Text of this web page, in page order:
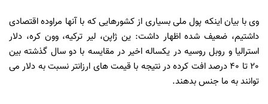
وی با بیان اینکه پول ملی بسیاری از کشورهایی که با آنها مراوده اقتصادی
داشتیم، ضعیف شده اظهار داشت: ین ژاپن، لیر ترکیه، وون کره، دلار
استرالیا و روبل روسیه در یکساله اخیر در مقایسه با دو سال گذشته بین
20 تا 40 درصد افت کرده در نتیجه با قیمت های ارزانتر نسبت به دلار می
توانند به ما جنس بدهند.